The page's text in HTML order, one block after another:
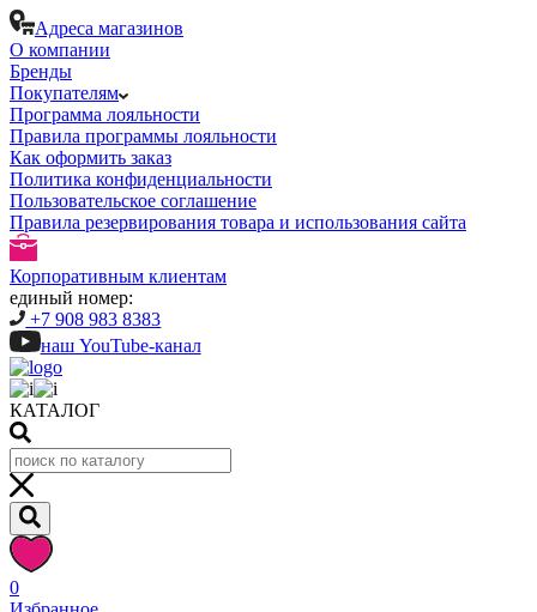
Адреса магазинов
О компании
Бренды
Покупателям
Программа лояльности
Правила программы лояльности
Как оформить заказ
Политика конфиденциальности
Пользовательское соглашение
Правила резервирования товара и использования сайта
Корпоративным клиентам
единый номер:
+7 908 983 8383
наш YouTube-канал
КАТАЛОГ
0